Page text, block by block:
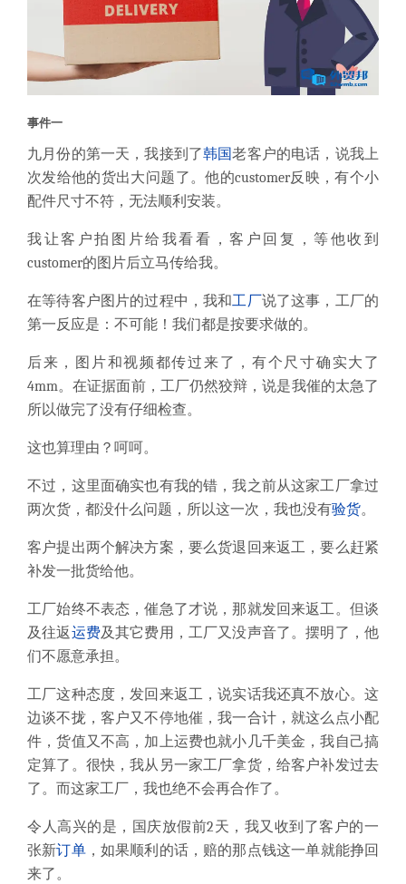
事件一
九月份的第一天，我接到了韩国老客户的电话，说我上
次发给他的货出大问题了。他的customer反映，有个小
配件尺寸不符，无法顺利安装。
我让客户拍图片给我看看，客户回复，等他收到
customer的图片后立马传给我。
在等待客户图片的过程中，我和工厂 说了这事，工厂的
第一反应是：不可能！我们都是按要求做的。
后来，图片和视频都传过来了，有个尺寸确实大了
4mm。在证据面前，工厂仍然狡辩，说是我催的太急了
所以做完了没有仔细检查。
这也算理由？呵呵。
不过，这里面确实也有我的错，我之前从这家工厂拿过
两次货，都没什么问题，所以这一次，我也没有验货。
客户提出两个解决方案，要么货退回来返工，要么赶紧
补发一批货给他。
工厂始终不表态，催急了才说，那就发回来返工。但谈
及往返运费及其它费用，工厂又没声音了。摆明了，他
们不愿意承担。
工厂这种态度，发回来返工，说实话我还真不放心。这
边谈不拢，客户又不停地催，我一合计，就这么点小配
件，货值又不高，加上运费也就小几千美金，我自己搞
定算了。很快，我从另一家工厂拿货，给客户补发过去
了。而这家工厂，我也绝不会再合作了。
令人高兴的是，国庆放假前2天，我又收到了客户的一
张新订单，如果顺利的话，赔的那点钱这一单就能挣回
来了。